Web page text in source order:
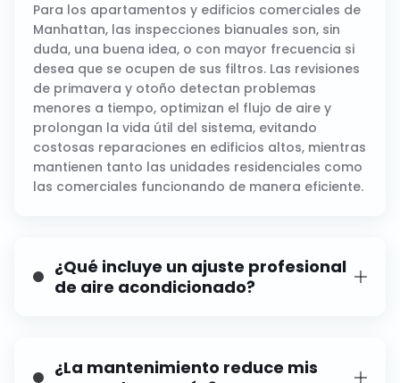
Para los apartamentos y edificios comerciales de
Manhattan, las inspecciones bianuales son, sin
duda, una buena idea, o con mayor frecuencia si
desea que se ocupen de sus filtros. Las revisiones
de primavera y otoño detectan problemas
menores a tiempo, optimizan el flujo de aire y
prolongan la vida útil del sistema, evitando
costosas reparaciones en edificios altos, mientras
mantienen tanto las unidades residenciales como
las comerciales funcionando de manera eficiente.
¿Qué incluye un ajuste profesional
de aire acondicionado?
las comprobaciones del nivel de refrigerante, la
¿La mantenimiento reduce mis